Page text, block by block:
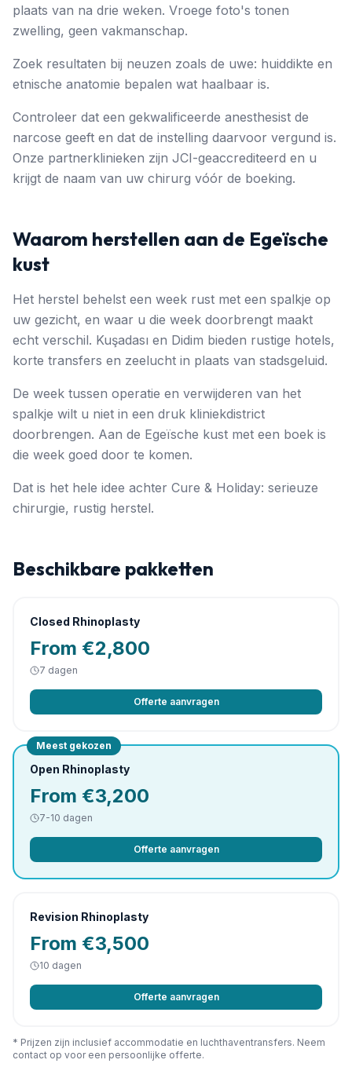
plaats van na drie weken. Vroege foto's tonen
zwelling, geen vakmanschap.
Zoek resultaten bij neuzen zoals de uwe: huiddikte en
etnische anatomie bepalen wat haalbaar is.
Controleer dat een gekwalificeerde anesthesist de
narcose geeft en dat de instelling daarvoor vergund is.
Onze partnerklinieken zijn JCI-geaccrediteerd en u
krijgt de naam van uw chirurg vóór de boeking.
Waarom herstellen aan de Egeïsche
kust
Het herstel behelst een week rust met een spalkje op
uw gezicht, en waar u die week doorbrengt maakt
echt verschil. Kuşadası en Didim bieden rustige hotels,
korte transfers en zeelucht in plaats van stadsgeluid.
De week tussen operatie en verwijderen van het
spalkje wilt u niet in een druk kliniekdistrict
doorbrengen. Aan de Egeïsche kust met een boek is
die week goed door te komen.
Dat is het hele idee achter Cure & Holiday: serieuze
chirurgie, rustig herstel.
Beschikbare pakketten
Closed Rhinoplasty
From €2,800
7 dagen
Offerte aanvragen
Meest gekozen
Open Rhinoplasty
From €3,200
7-10 dagen
Offerte aanvragen
Revision Rhinoplasty
From €3,500
10 dagen
Offerte aanvragen
* Prijzen zijn inclusief accommodatie en luchthaventransfers. Neem
contact op voor een persoonlijke offerte.